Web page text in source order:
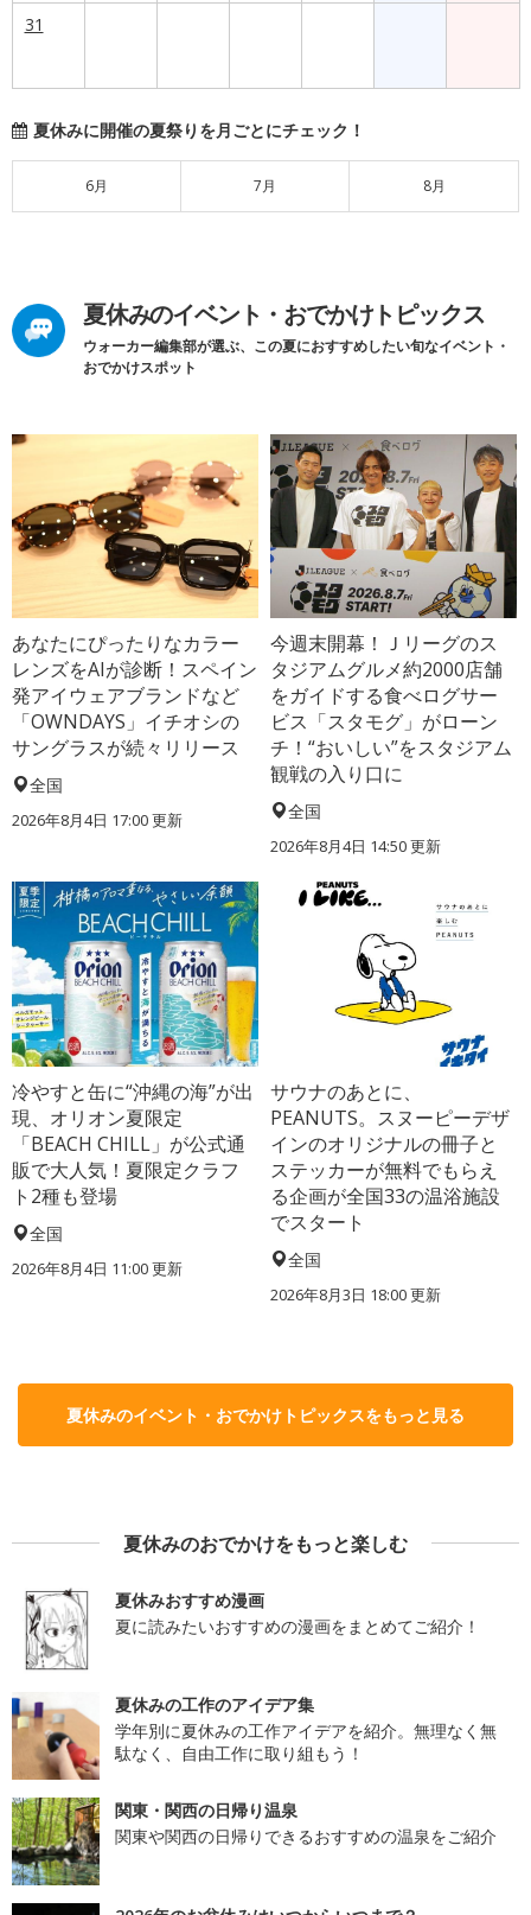
31
夏休みに開催の夏祭りを月ごとにチェック！
6月 7月 8月
夏休みのイベント・おでかけトピックス
ウォーカー編集部が選ぶ、この夏におすすめしたい旬なイベント・
おでかけスポット
あなたにぴったりなカラー
レンズをAIが診断！スペイン
発アイウェアブランドなど
「OWNDAYS」イチオシの
サングラスが続々リリース
全国
2026年8月4日 17:00更新
今週末開幕！Ｊリーグのス
タジアムグルメ約2000店舗
をガイドする食べログサー
ビス「スタモグ」がローン
チ！“おいしい”をスタジアム
観戦の入り口に
全国
2026年8月4日 14:50更新
冷やすと缶に“沖縄の海”が出
現、オリオン夏限定
「BEACH CHILL」が公式通
販で大人気！夏限定クラフ
ト2種も登場
全国
2026年8月4日 11:00更新
サウナのあとに、
PEANUTS。スヌーピーデザ
インのオリジナルの冊子と
ステッカーが無料でもらえ
る企画が全国33の温浴施設
でスタート
全国
2026年8月3日 18:00更新
夏休みのイベント・おでかけトピックスをもっと見る
夏休みのおでかけをもっと楽しむ
夏休みおすすめ漫画
夏に読みたいおすすめの漫画をまとめてご紹介！
夏休みの工作のアイデア集
学年別に夏休みの工作アイデアを紹介。無理なく無
駄なく、自由工作に取り組もう！
関東・関西の日帰り温泉
関東や関西の日帰りできるおすすめの温泉をご紹介